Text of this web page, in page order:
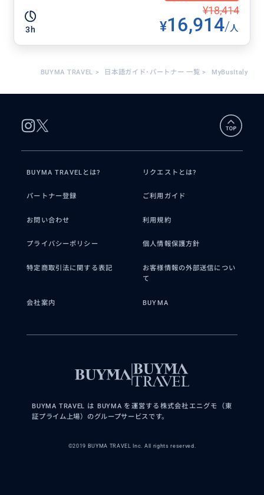
3h
¥18,414
¥16,914/人
BUYMA TRAVEL > 日本語ガイド･パートナー 一覧 > MyBusItaly
BUYMA TRAVELとは? リクエストとは?
パートナー登録 ご利用ガイド
お問い合わせ 利用規約
プライバシーポリシー 個人情報保護方針
特定商取引法に関する表記
お客様情報の外部送信につい
て
会社案内 BUYMA
BUYMA TRAVEL は BUYMA を運営する株式会社エニグモ（東
証プライム上場）のグループサービスです。
©2019 BUYMA TRAVEL Inc. All rights reserved.